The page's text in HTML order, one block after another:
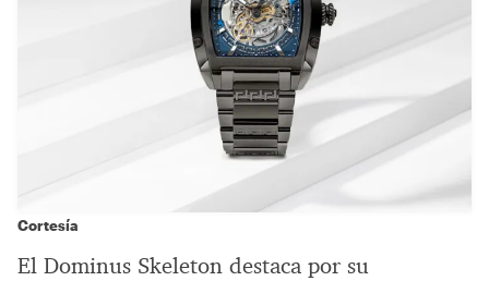
Cortesía
El Dominus Skeleton destaca por su